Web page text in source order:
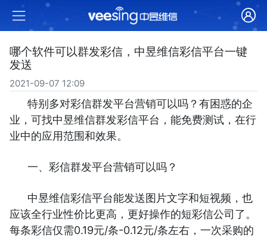
哪个软件可以群发彩信，中昱维信彩信平台一键
发送
2021-09-07 12:09
特别多对彩信群发平台营销可以吗？有困惑的企
业，可找中昱维信群发彩信平台，能免费测试，在行
业中的应用范围和效果。
一、彩信群发平台营销可以吗？
中昱维信彩信平台能发送图片文字和短视频，也
应该全行业性价比更高，更好操作的短彩信公司了。
每条彩信仅需0.19元/条-0.12元/条左右，一次采购的